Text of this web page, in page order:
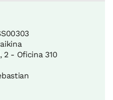
2 - Oficina 310